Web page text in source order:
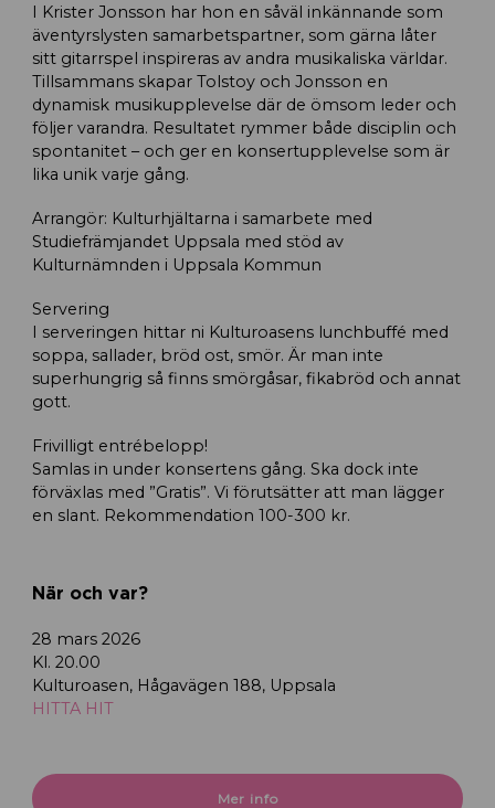
I Krister Jonsson har hon en såväl inkännande som
äventyrslysten samarbetspartner, som gärna låter
sitt gitarrspel inspireras av andra musikaliska världar.
Tillsammans skapar Tolstoy och Jonsson en
dynamisk musikupplevelse där de ömsom leder och
följer varandra. Resultatet rymmer både disciplin och
spontanitet – och ger en konsertupplevelse som är
lika unik varje gång.
Arrangör: Kulturhjältarna i samarbete med
Studiefrämjandet Uppsala med stöd av
Kulturnämnden i Uppsala Kommun
Servering
I serveringen hittar ni Kulturoasens lunchbuffé med
soppa, sallader, bröd ost, smör. Är man inte
superhungrig så finns smörgåsar, fikabröd och annat
gott.
Frivilligt entrébelopp!
Samlas in under konsertens gång. Ska dock inte
förväxlas med ”Gratis”. Vi förutsätter att man lägger
en slant. Rekommendation 100-300 kr.
När och var?
28 mars 2026
Kl. 20.00
Kulturoasen, Hågavägen 188, Uppsala
HITTA HIT
Mer info